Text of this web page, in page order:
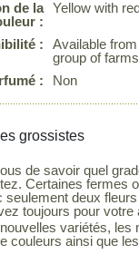
de la
:
Yellow with
:
Available
group of
:
Non
grossistes
de savoir quel
Certaines fermes
seulement deux fleurs
toujours pour votre
variétés, les
couleurs ainsi que